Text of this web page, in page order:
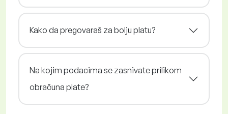
Kako da pregovaraš za bolju platu?
Na kojim podacima se zasnivate prilikom
obračuna plate?